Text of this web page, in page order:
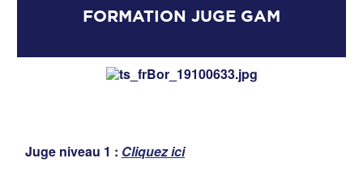
FORMATION JUGE GAM
Juge niveau 1 : Cliquez ici